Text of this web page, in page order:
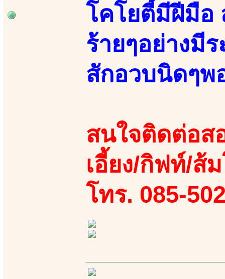
โคโยตี้มีฝีมือ
ร้ายๆอย่างมี
สักอวบนิดๆพ
สนใจติดต่อส
เอี้ยง/กิฟท์/ส้
โทร. 085-